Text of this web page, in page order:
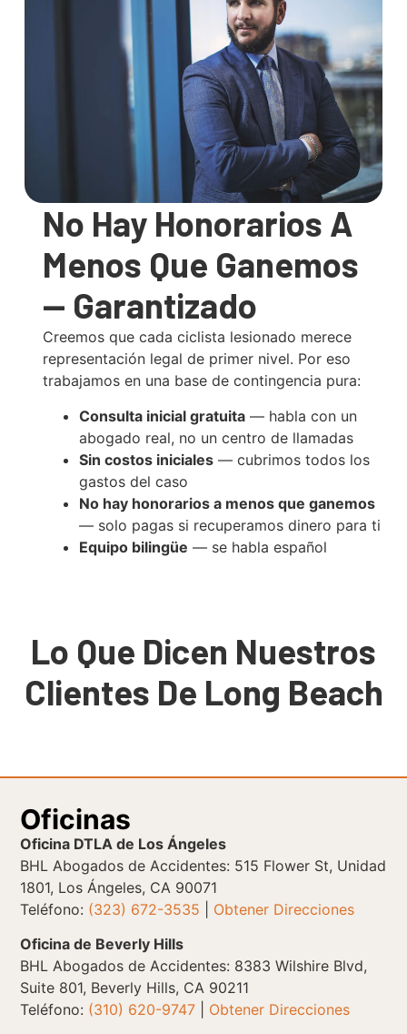
No Hay Honorarios A
Menos Que Ganemos
— Garantizado
Creemos que cada ciclista lesionado merece
representación legal de primer nivel. Por eso
trabajamos en una base de contingencia pura:
Consulta inicial gratuita— habla con un
abogado real, no un centro de llamadas
Sin costos iniciales— cubrimos todos los
gastos del caso
No hay honorarios a menos que ganemos
— solo pagas si recuperamos dinero para ti
Equipo bilingüe — se habla español
Lo Que Dicen Nuestros
Clientes De Long Beach
Oficinas
Oficina DTLA de Los Ángeles
BHL Abogados de Accidentes: 515 Flower St, Unidad
1801, Los Ángeles, CA 90071
Teléfono: (323) 672-3535
Obtener Direcciones
Oficina de Beverly Hills
BHL Abogados de Accidentes: 8383 Wilshire Blvd,
Suite 801, Beverly Hills, CA 90211
Teléfono: (310) 620-9747
Obtener Direcciones